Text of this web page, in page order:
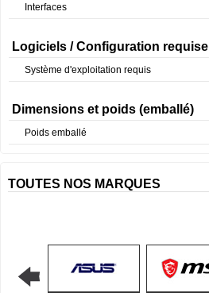
Interfaces
Logiciels / Configuration requise
Système d'exploitation requis
Dimensions et poids (emballé)
Poids emballé
TOUTES NOS MARQUES